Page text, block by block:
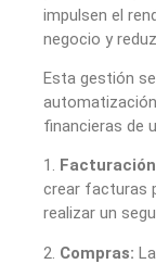
impulsen el
negocio y
Esta gestión
financieras de
1.
crear facturas
realizar un
2. Compras: